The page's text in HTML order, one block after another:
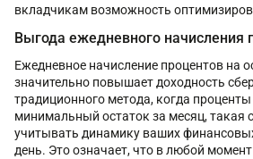
вкладчикам возможность
Выгода ежедневного начисления
Ежедневное начисление процентов на
значительно повышает доходность
традиционного метода, когда
минимальный остаток за месяц, такая
учитывать динамику ваших
день. Это означает, что в любой